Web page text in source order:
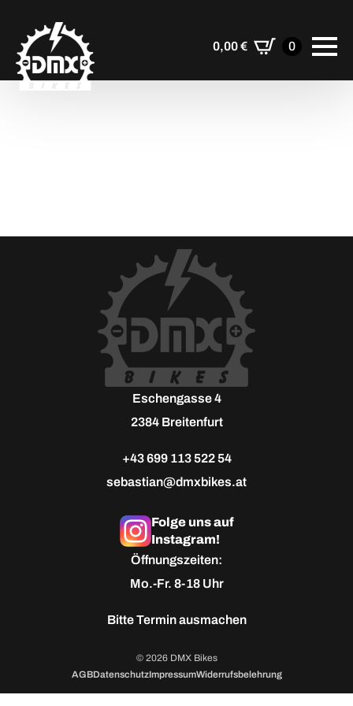
0,00€ 0
Eschengasse 4
2384 Breitenfurt
+43 699 113 522 54
sebastian@dmxbikes.at
Folge uns auf
Instagram!
Öffnungszeiten:
Mo.-Fr. 8-18 Uhr
BitteTermin ausmachen
© 2026 DMX Bikes
AGBDatenschutzImpressumWiderrufsbelehrung